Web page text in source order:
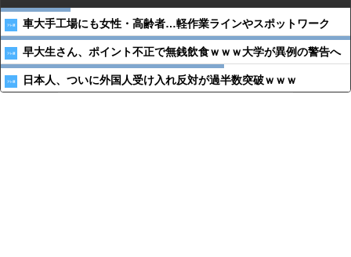
車大手工場にも女性・高齢者…軽作業ラインやスポットワーク
早大生さん、ポイント不正で無銭飲食ｗｗｗ大学が異例の警告へ
日本人、ついに外国人受け入れ反対が過半数突破ｗｗｗ